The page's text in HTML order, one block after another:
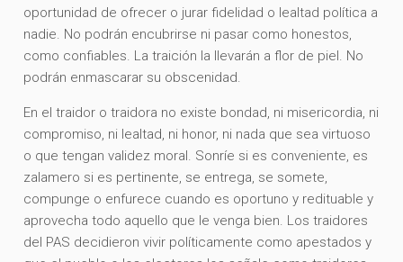
oportunidad de ofrecer o jurar fidelidad o lealtad política a
nadie. No podrán encubrirse ni pasar como honestos,
como confiables. La traición la llevarán a flor de piel. No
podrán enmascarar su obscenidad.
En el traidor o traidora no existe bondad, ni misericordia, ni
compromiso, ni lealtad, ni honor, ni nada que sea virtuoso
o que tengan validez moral. Sonríe si es conveniente, es
zalamero si es pertinente, se entrega, se somete,
compunge o enfurece cuando es oportuno y redituable y
aprovecha todo aquello que le venga bien. Los traidores
del PAS decidieron vivir políticamente como apestados y